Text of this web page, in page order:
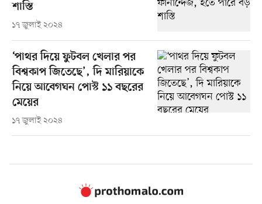
শাস্তি
১৭ জুলাই ২০২৪
‘পাথর দিয়ে ফুটবল খেলার পর
বিশ্বকাপ জিতেছে’, দি মারিয়াকে
নিয়ে আবেগঘন পোস্ট ১১ বছরের
মেয়ের
১৭ জুলাই ২০২৪